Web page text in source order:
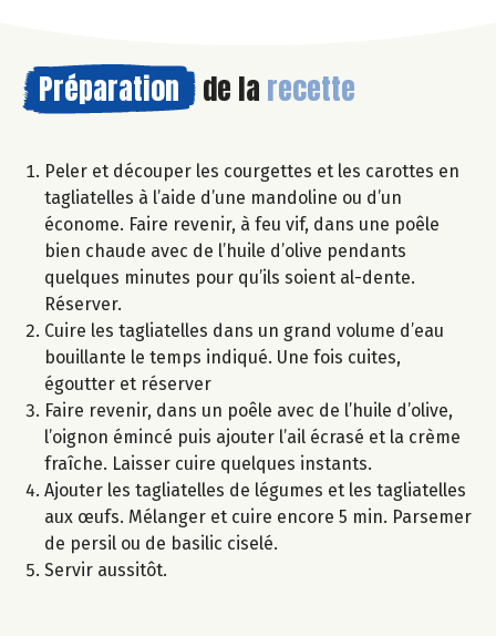
Préparation de la recette
Peler et découper les courgettes et les carottes en
tagliatelles à l’aide d’une mandoline ou d’un
économe. Faire revenir, à feu vif, dans une poêle
bien chaude avec de l’huile d’olive pendants
quelques minutes pour qu’ils soient al-dente.
Réserver.
Cuire les tagliatelles dans un grand volume d’eau
bouillante le temps indiqué. Une fois cuites,
égoutter et réserver
Faire revenir, dans un poêle avec de l’huile d’olive,
l’oignon émincé puis ajouter l’ail écrasé et la crème
fraîche. Laisser cuire quelques instants.
Ajouter les tagliatelles de légumes et les tagliatelles
aux œufs. Mélanger et cuire encore 5 min. Parsemer
de persil ou de basilic ciselé.
Servir aussitôt.